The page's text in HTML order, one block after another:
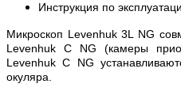
Инструкция по
Микроскоп Levenhuk 3L NG
Levenhuk C NG (камеры
Levenhuk C NG
окуляра.